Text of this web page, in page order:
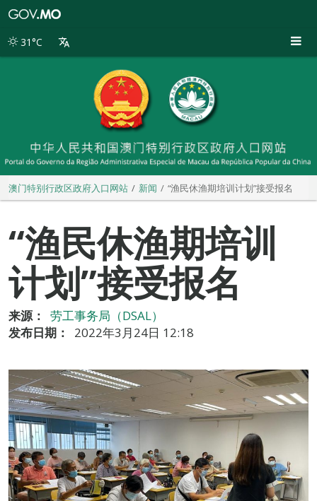
别
31°C
澳门特别行政区政府入口网站 新闻 “渔民休渔期培训计划”接受报名
“渔民休渔期培训
计划”接受报名
来源：
劳工事务局（DSAL）
发布日期：
2022年3月24日 12:18